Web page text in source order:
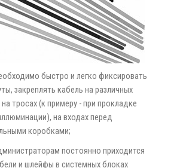
быстро и легко фиксировать
закреплять кабель на различных
тросах (к примеру - при прокладке
на входах перед
коробками;
постоянно приходится
и шлейфы в системных блоках